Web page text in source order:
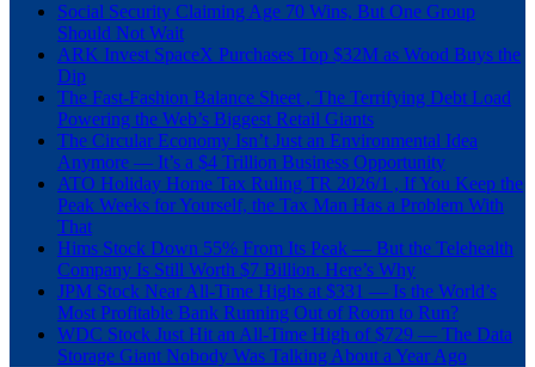
Social Security Claiming Age 70 Wins, But One Group
Should Not Wait
ARK Invest SpaceX Purchases Top $32M as Wood Buys the
Dip
The Fast-Fashion Balance Sheet , The Terrifying Debt Load
Powering the Web’s Biggest Retail Giants
The Circular Economy Isn’t Just an Environmental Idea
Anymore — It’s a $4 Trillion Business Opportunity
ATO Holiday Home Tax Ruling TR 2026/1 , If You Keep the
Peak Weeks for Yourself, the Tax Man Has a Problem With
That
Hims Stock Down 55% From Its Peak — But the Telehealth
Company Is Still Worth $7 Billion. Here’s Why
JPM Stock Near All-Time Highs at $331 — Is the World’s
Most Profitable Bank Running Out of Room to Run?
WDC Stock Just Hit an All-Time High of $729 — The Data
Storage Giant Nobody Was Talking About a Year Ago